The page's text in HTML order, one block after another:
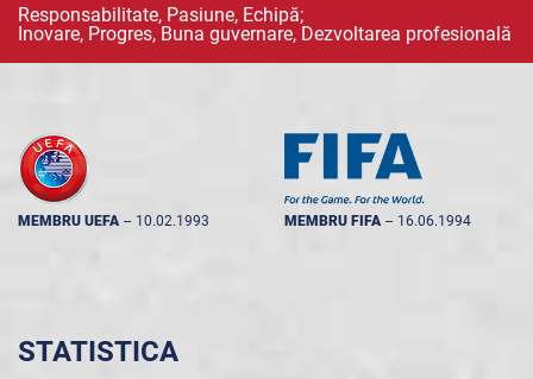
Responsabilitate, Pasiune, Echipă;
Inovare, Progres, Buna guvernare, Dezvoltarea profesională
MEMBRU UEFA -- 10.02.1993 MEMBRU FIFA -- 16.06.1994
STATISTICA